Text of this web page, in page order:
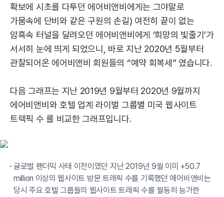
확보에 시초를 다투던 에어비앤비에게는 그야말로
가뭄속에 단비와 같은 구원의 손길) 여전히 끝이 없는
암흑속 터널을 달려오던 에어비앤비에게 ‘희망의 빛줄기’가
서서히 눈에 띄게 되었으니, 바로 지난 2020년 5월부터
관찰되어온 에어비앤비 회원들의 “예약 회복세” 였습니다.
다음 그래프는 지난 2019년 9월부터 2020년 9월까지
에어비앤비와 호텔 업계 라이벌 그룹별 미국 웹사이트
트랙픽 수 를 비교한 그래프입니다.
글로벌 팬더믹 사태 이전이였던 지난 2019년 9월 이미 +50.7
million 이상의 웹사이트 방문 트래픽 수를 기록했던 에어비앤비는
당시 주요 호텔 그룹들의 웹사이트 트래픽 수를 월등히 능가한